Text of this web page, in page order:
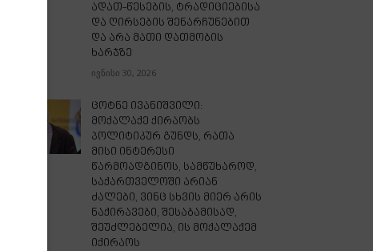
ადათ-წესების, ტრადიციებისა
და ღირსების შენარჩუნებით
და არა მათი დათმობის
ხარჯზე
ივნისი 30, 2026
ცოტნე ივანიშვილი:
მოქალაქე ქირაობს
პოლიტიკურ გუნდს, რათა
მისი ინტერესი
წარმოადგინოს, სამწუხაროდ,
საქართველოში არიან
ძალები, ვინც სხვის მიერ არის
ნაქირავები, შესაბამისად,
შეუძლებელია, ის მოქალაქემ
იქირაოს